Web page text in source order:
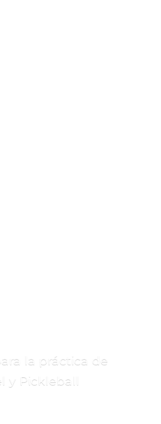
la práctica de
y Pickleball